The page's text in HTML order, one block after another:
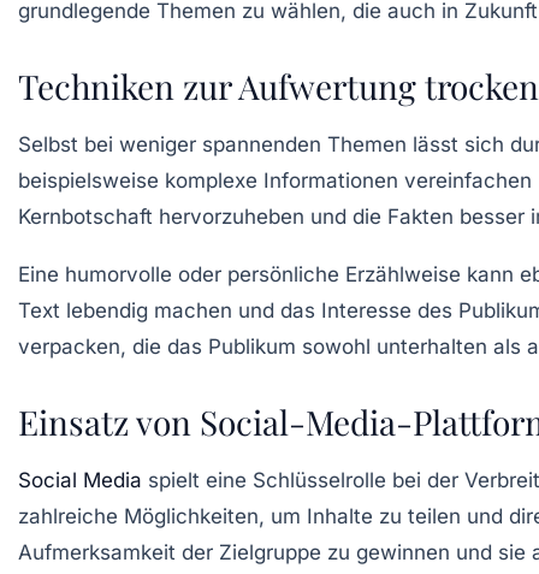
grundlegende Themen zu wählen, die auch in
Techniken zur Aufwertung
Selbst bei weniger spannenden Themen lässt sich
beispielsweise komplexe Informationen
Kernbotschaft hervorzuheben und die Fakten besser
Eine humorvolle oder persönliche Erzählweise kann
Text lebendig machen und das Interesse des
verpacken, die das Publikum sowohl unterhalten als
Einsatz von Social-Media-
Social Media spielt eine Schlüsselrolle bei der
zahlreiche Möglichkeiten, um Inhalte zu teilen und
Aufmerksamkeit der Zielgruppe zu gewinnen und sie